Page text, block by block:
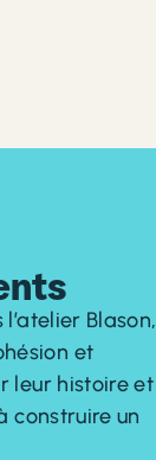
Blason,
et
leur histoire et
construire un